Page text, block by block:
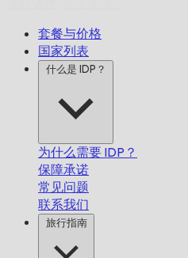
套餐与价格
国家列表
什么是 IDP？
为什么需要 IDP？
保障承诺
常见问题
联系我们
旅行指南